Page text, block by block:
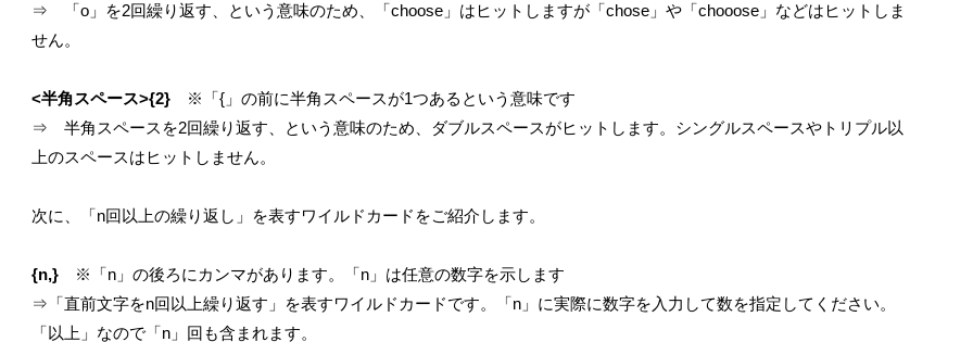
⇒ 「o」を2回繰り返す、という意味のため、「choose」はヒットしますが「chose」や「chooose」などはヒットしま
せん。
<半角スペース>{2} ※「{」の前に半角スペースが1つあるという意味です
⇒ 半角スペースを2回繰り返す、という意味のため、ダブルスペースがヒットします。シングルスペースやトリプル以
上のスペースはヒットしません。
次に、「n回以上の繰り返し」を表すワイルドカードをご紹介します。
{n,} ※「n」の後ろにカンマがあります。「n」は任意の数字を示します
⇒「直前文字をn回以上繰り返す」を表すワイルドカードです。「n」に実際に数字を入力して数を指定してください。
「以上」なので「n」回も含まれます。